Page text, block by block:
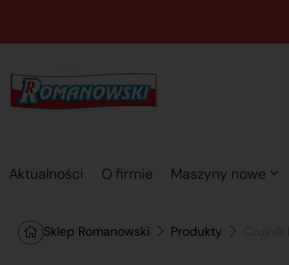
Aktualności O firmie Maszyny nowe
Sklep Romanowski Produkty